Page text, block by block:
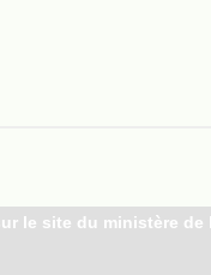
le site du ministère de